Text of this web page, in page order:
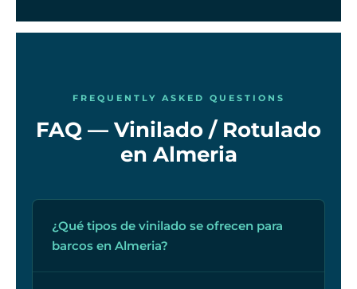
FREQUENTLY ASKED QUESTIONS
FAQ — Vinilado / Rotulado
en Almeria
¿Qué tipos de vinilado se ofrecen para
barcos en Almeria?